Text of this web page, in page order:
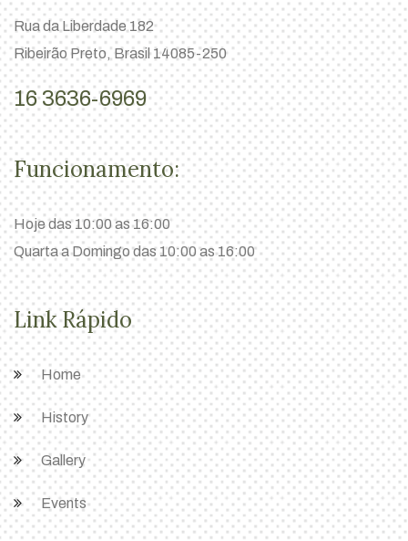
Rua da Liberdade 182
Ribeirão Preto, Brasil 14085-250
16 3636-6969
Funcionamento:
Hoje das 10:00 as 16:00
Quarta a Domingo das 10:00 as 16:00
Link Rápido
Home
History
Gallery
Events